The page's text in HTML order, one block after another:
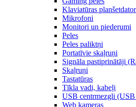
Klaviatūras
Mikrofoni
Monitori un piederumi
Peles
Peles paliktņi
Portatīvie skaļruņi
Signāla pastiprinātāji
Skaļruņi
Tastatūras
Tīkla vadi, kabeļi
USB centrmezgli
Web kameras